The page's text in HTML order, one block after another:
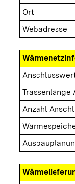
Ort
Webadresse
Anschlusswert
Trassenlänge
Anzahl